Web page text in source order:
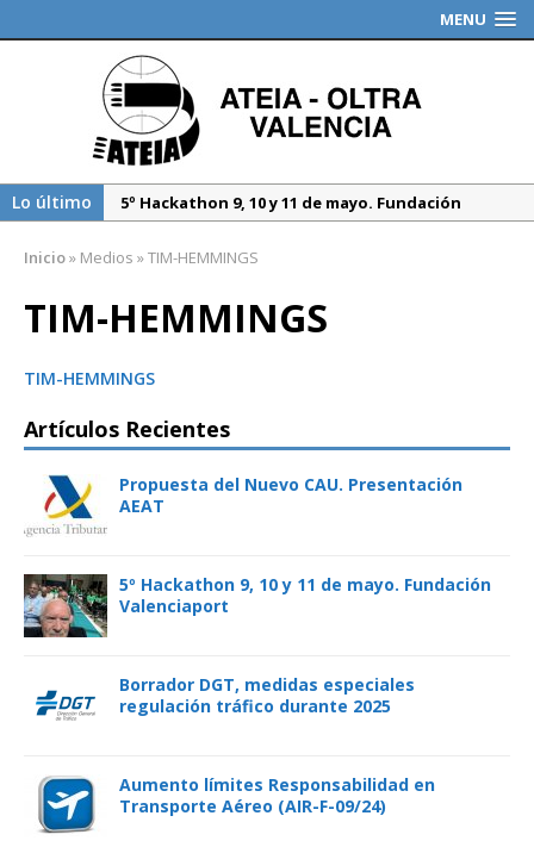
MENU
Lo último
5º Hackathon 9, 10 y 11 de mayo. Fundación
Borrador DGT, medidas especiales regulación
tráfico durante 2025
Propuesta del Nuevo CAU. Presentación AEAT
Inicio» Medios »TIM-HEMMINGS
TIM-HEMMINGS
TIM-HEMMINGS
Artículos Recientes
Propuesta del Nuevo CAU. Presentación
AEAT
5º Hackathon 9, 10 y 11 de mayo. Fundación
Valenciaport
Borrador DGT, medidas especiales
regulación tráfico durante 2025
Aumento límites Responsabilidad en
Transporte Aéreo (AIR-F-09/24)